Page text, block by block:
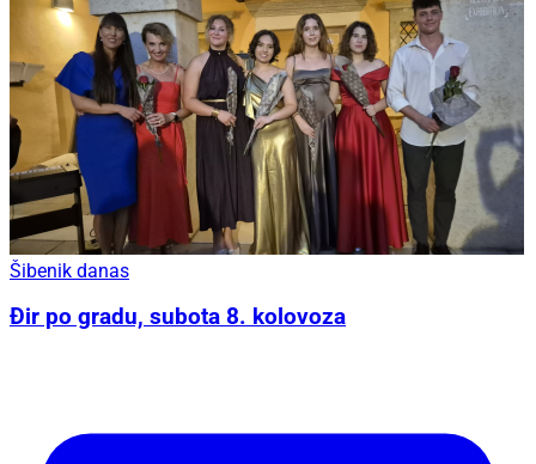
Šibenik danas
Đir po gradu, subota 8. kolovoza